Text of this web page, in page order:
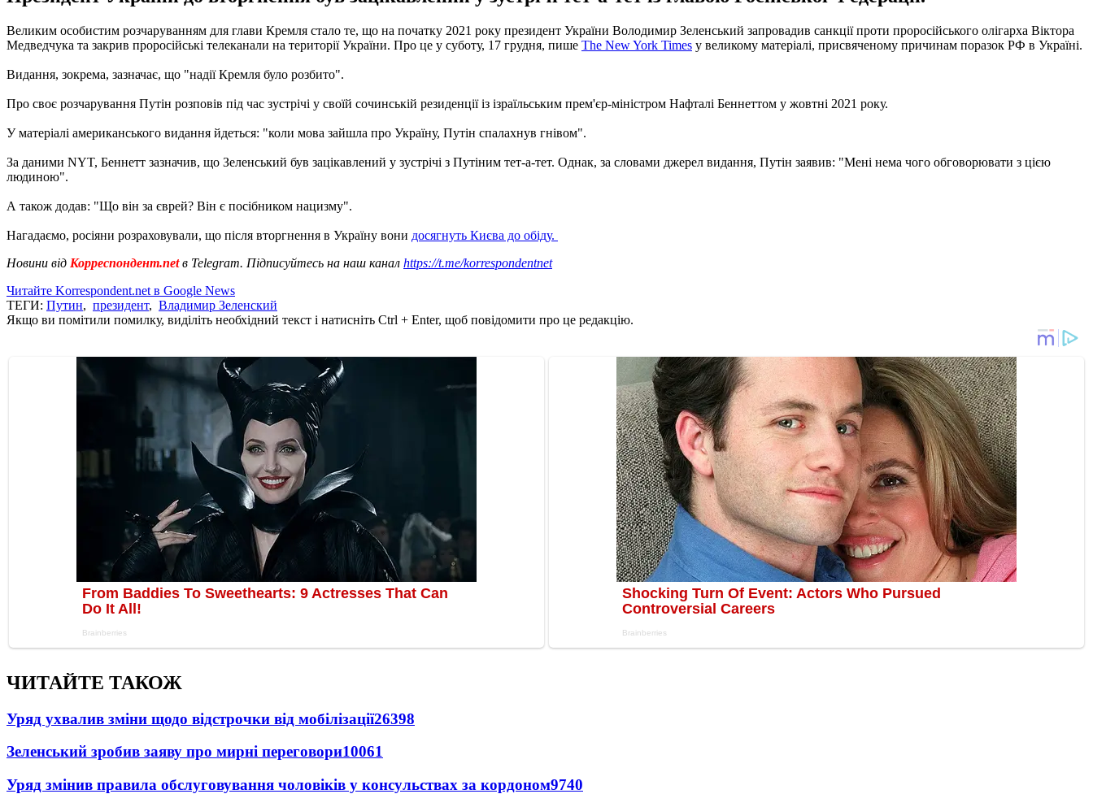
Великим особистим розчаруванням для глави Кремля стало те, що на початку 2021 року президент України Володимир Зеленський запровадив санкції проти проросійського олігарха Віктора
Медведчука та закрив проросійські телеканали на території України. Про це у суботу, 17 грудня, пише The New York Times у великому матеріалі, присвяченому причинам поразок РФ в Україні.
Видання, зокрема, зазначає, що "надії Кремля було розбито".
Про своє розчарування Путін розповів під час зустрічі у своїй сочинській резиденції із ізраїльським прем'єр-міністром Нафталі Беннеттом у жовтні 2021 року.
У матеріалі американського видання йдеться: "коли мова зайшла про Україну, Путін спалахнув гнівом".
За даними NYT, Беннетт зазначив, що Зеленський був зацікавлений у зустрічі з Путіним тет-а-тет. Однак, за словами джерел видання, Путін заявив: "Мені нема чого обговорювати з цією
людиною".
А також додав: "Що він за єврей? Він є посібником нацизму".
Нагадаємо, росіяни розраховували, що після вторгнення в Україну вони досягнуть Києва до обіду.
Новини від Корреспондент.netв Telegram. Підписуйтесь на наш канал https://t.me/korrespondentnet
Читайте Korrespondent.net в Google News
ТЕГИ: Путин, президент, Владимир Зеленский
Якщо ви помітили помилку, виділіть необхідний текст і натисніть Ctrl + Enter, щоб повідомити про це редакцію.
ЧИТАЙТЕ ТАКОЖ
Уряд ухвалив зміни щодо відстрочки від мобілізації26398
Зеленський зробив заяву про мирні переговори10061
Уряд змінив правила обслуговування чоловіків у консульствах за кордоном9740